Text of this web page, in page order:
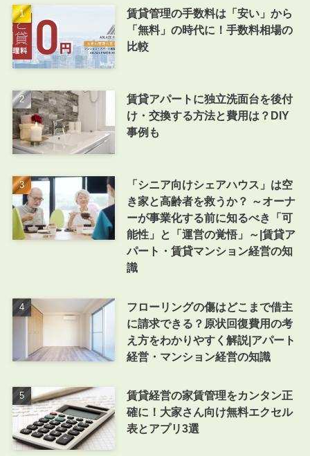
賃貸管理の手数料は「安い」から
「無料」の時代に！手数料相場の
比較
賃貸アパートに独立洗面台を後付
け・交換する方法と費用は？DIY
事例も
「シニア向けシェアハウス」は空
き家と高齢者を救うか？ ～オーナ
ーが事業化する前に知るべき「可
能性」と「運営の覚悟」～|賃貸ア
パート・賃貸マンション経営の知
識
フローリングの傷はどこまで借主
に請求できる？原状回復費用の考
え方をわかりやすく解説|アパート
経営・マンション経営の知識
賃貸経営の家賃管理をカンタン正
確に！大家さん向け無料エクセル
表とアプリ3選